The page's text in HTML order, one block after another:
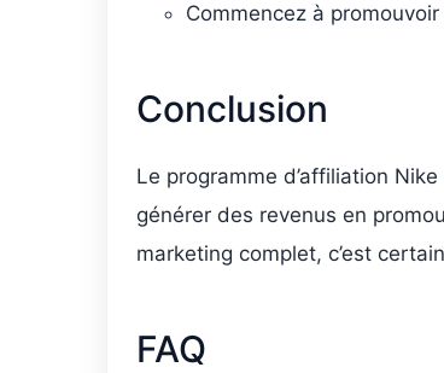
Commencez à
Conclusion
Le programme d’affiliation
générer des revenus en
marketing complet, c’est
FAQ